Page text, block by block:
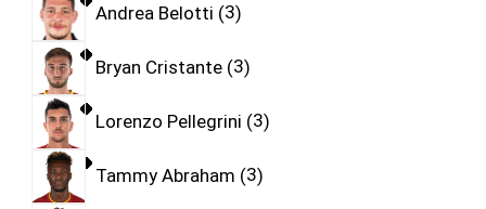
Andrea Belotti 3
Bryan Cristante 3
Lorenzo Pellegrini 3
Tammy Abraham 3